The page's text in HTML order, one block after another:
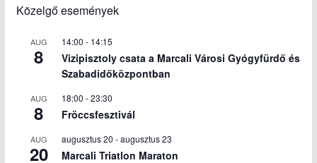
Közelgő események
AUG
8
14:00 - 14:15
Vizipisztoly csata a Marcali Városi Gyógyfürdő és
Szabadidőközpontban
AUG
8
18:00 -23:30
Fröccsfesztivál
AUG
20
augusztus 20 -augusztus 23
Marcali Triatlon Maraton